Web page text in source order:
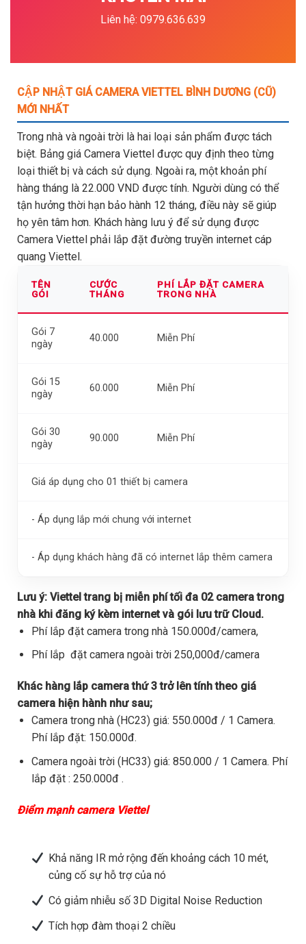
Liên hệ: 0979.636.639
CẬP NHẬT GIÁ CAMERA VIETTEL BÌNH DƯƠNG (CŨ)
MỚI NHẤT
Trong nhà và ngoài trời là hai loại sản phẩm được tách
biệt. Bảng giá Camera Viettel được quy định theo từng
loại thiết bị và cách sử dụng. Ngoài ra, một khoản phí
hàng tháng là 22.000 VND được tính. Người dùng có thể
tận hưởng thời hạn bảo hành 12 tháng, điều này sẽ giúp
họ yên tâm hơn. Khách hàng lưu ý để sử dụng được
Camera Viettel phải lắp đặt đường truyền internet cáp
quang Viettel.
TÊN
GÓI
CƯỚC
THÁNG
PHÍ LẮP ĐẶT CAMERA
TRONG NHÀ
Gói 7
ngày
40.000 Miễn Phí
Gói 15
ngày
60.000 Miễn Phí
Gói 30
ngày
90.000 Miễn Phí
Giá áp dụng cho 01 thiết bị camera
- Áp dụng lắp mới chung với internet
- Áp dụng khách hàng đã có internet lắp thêm camera
Lưu ý: Viettel trang bị miễn phí tối đa 02 camera trong
nhà khi đăng ký kèm internet và gói lưu trữ Cloud.
Phí lắp đặt camera trong nhà 150.000đ/camera,
Phí lắp đặt camera ngoài trời 250,000đ/camera
Khác hàng lắp camera thứ 3 trở lên tính theo giá
camera hiện hành như sau;
Camera trong nhà (HC23) giá: 550.000đ / 1 Camera.
Phí lắp đặt: 150.000đ.
Camera ngoài trời (HC33) giá: 850.000 / 1 Camera. Phí
lắp đặt : 250.000đ .
Điểm mạnh camera Viettel
Khả năng IR mở rộng đến khoảng cách 10 mét,
củng cố sự hỗ trợ của nó
Có giảm nhiễu số 3D Digital Noise Reduction
Tích hợp đàm thoại 2 chiều